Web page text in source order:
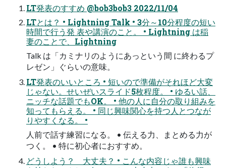
LT発表のすすめ @bob3bob3 2022/11/04
LTとは？ • Lightning Talk • 3分～10分程度の短い
時間で行う発 表や講演のこと。 • Lightning は稲
妻のことで、Lightning
Talk は「カミナリのようにあっという間 に終わるプ
レゼン」ぐらいの意味。
LT発表のいいところ • 短いので準備がそれほど大変
じゃない。せいぜいスライド5枚程度。 • ゆるい話、
ニッチな話題でもOK。 • 他の人に自分の取り組みを
知ってもらえる。 • 同じ興味関心を持つ人とつなが
りやすくなる。 •
人前で話す練習になる。 • 伝える力、まとめる力が
つく。 • 特に初心者におすすめ。
どうしよう？ 大丈夫？ • こんな内容じゃ誰も興味